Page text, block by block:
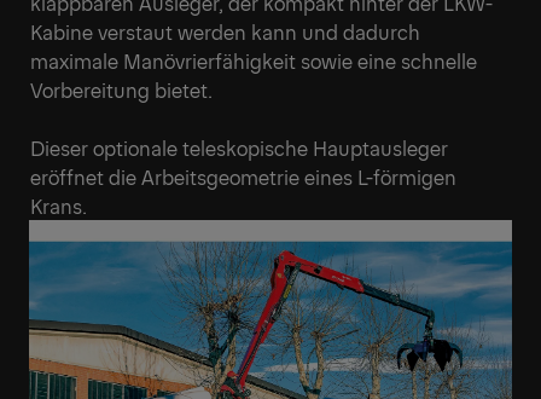
Kabine verstaut werden kann und dadurch
maximale Manövrierfähigkeit sowie eine schnelle
Vorbereitung bietet.
Dieser optionale teleskopische Hauptausleger
eröffnet die Arbeitsgeometrie eines L-förmigen
Krans.